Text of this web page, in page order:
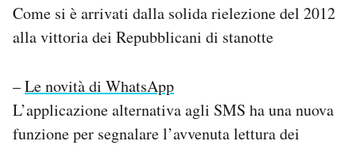
Come si è arrivati dalla solida rielezione del 2012
alla vittoria dei Repubblicani di stanotte
–Le novità di WhatsApp
L’applicazione alternativa agli SMS ha una nuova
funzione per segnalare l’avvenuta lettura dei